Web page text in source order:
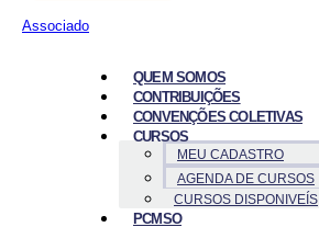
Associado
QUEM SOMOS
CONTRIBUIÇÕES
CONVENÇÕES COLETIVAS
CURSOS
MEU CADASTRO
AGENDA DE CURSOS
CURSOS DISPONIVEÍS
PCMSO